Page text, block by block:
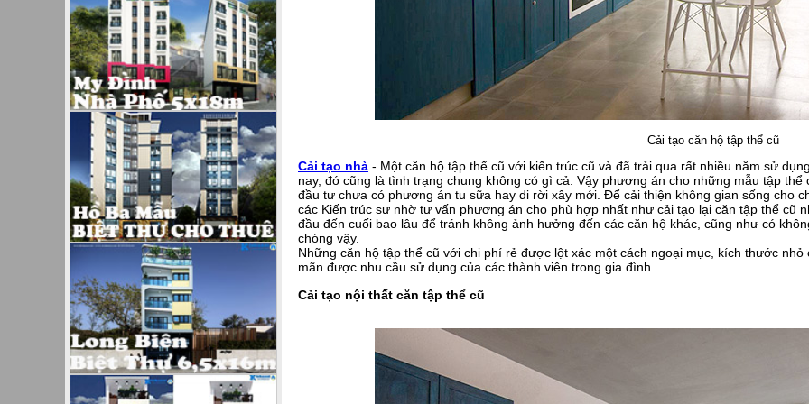
Cải tạo căn hộ tập thể cũ
Cải tạo nhà - Một căn hộ tập thể cũ với kiến trúc cũ và đã trải qua rất nhiều năm sử
nay, đó cũng là tình trạng chung không có gì cả. Vậy phương án cho những mẫu tập
đầu tư chưa có phương án tu sữa hay di rời xây mới. Để cải thiện không gian sống cho
các Kiến trúc sư nhờ tư vấn phương án cho phù hợp nhất như cải tạo lại căn tập thể cũ
đầu đến cuối bao lâu để tránh không ảnh hưởng đến các căn hộ khác, cũng như có
chóng vậy.
Những căn hộ tập thể cũ với chi phí rẻ được lột xác một cách ngoại mục, kích thước
mãn được nhu cầu sử dụng của các thành viên trong gia đình.
Cải tạo nội thất căn tập thể cũ